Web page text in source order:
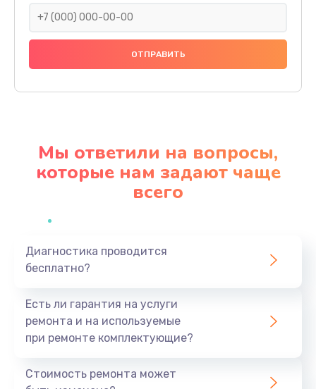
Замена праймера
1000 руб.
Заказать
Профилактическая чистка
Заказать
1440 руб.
Мы ответили на вопросы,
которые нам задают чаще
всего
Диагностика проводится
бесплатно?
Есть ли гарантия на услуги
ремонта и на используемые
при ремонте комплектующие?
Стоимость ремонта может